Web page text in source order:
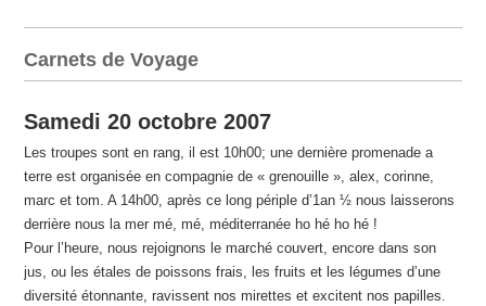
Carnets de Voyage
Samedi 20 octobre 2007
Les troupes sont en rang, il est 10h00; une dernière promenade a
terre est organisée en compagnie de « grenouille », alex, corinne,
marc et tom. A 14h00, après ce long périple d’1an ½ nous laisserons
derrière nous la mer mé, mé, méditerranée ho hé ho hé !
Pour l’heure, nous rejoignons le marché couvert, encore dans son
jus, ou les étales de poissons frais, les fruits et les légumes d’une
diversité étonnante, ravissent nos mirettes et excitent nos papilles.